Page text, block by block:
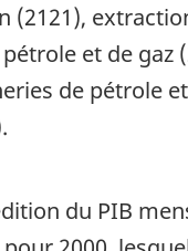
(2121),
et de
de pétrole
du PIB